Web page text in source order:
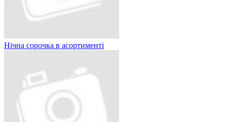
Нічна сорочка в асортименті